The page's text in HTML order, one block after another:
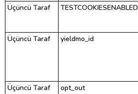
Üçüncü Taraf
TESTCOOKIESENABLED
Üçüncü Taraf
yieldmo_id
Üçüncü Taraf
opt_out